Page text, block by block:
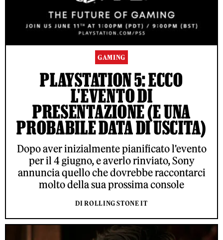
GAMING
PLAYSTATION 5: ECCO
L'EVENTO DI
PRESENTAZIONE (E UNA
PROBABILE DATA DI USCITA)
Dopo aver inizialmente pianificato l'evento
per il 4 giugno, e averlo rinviato, Sony
annuncia quello che dovrebbe raccontarci
molto della sua prossima console
DI ROLLING STONE IT